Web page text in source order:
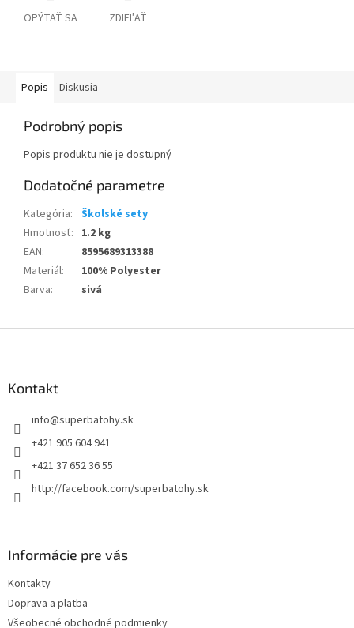
OPÝTAŤ SA ZDIEĽAŤ
Popis Diskusia
Podrobný popis
Popis produktu nie je dostupný
Dodatočné parametre
Kategória: Školské sety
Hmotnosť: 1.2 kg
EAN:
8595689313388
Materiál:
100% Polyester
Barva: sivá
Kontakt
info@superbatohy.sk
+421 905 604 941
+421 37 652 36 55
http://facebook.com/superbatohy.sk
Informácie pre vás
Kontakty
Doprava a platba
Všeobecné obchodné podmienky